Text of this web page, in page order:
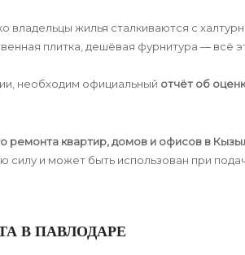
владельцы жилья сталкиваются с
плитка, дешёвая фурнитура — всё
необходим официальный отчёт об
ремонта квартир, домов и офисов в
и может быть использован при
В ПАВЛОДАРЕ